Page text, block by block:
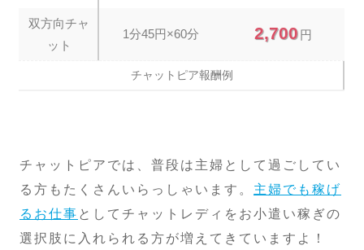
双方向チャ
ット
1分45円×60分 2,700円
チャットピア報酬例
チャットピアでは、普段は主婦として過ごしてい
る方もたくさんいらっしゃいます。 主婦でも稼げ
るお仕事 としてチャットレディをお小遣い稼ぎの
選択肢に入れられる方が増えてきていますよ！